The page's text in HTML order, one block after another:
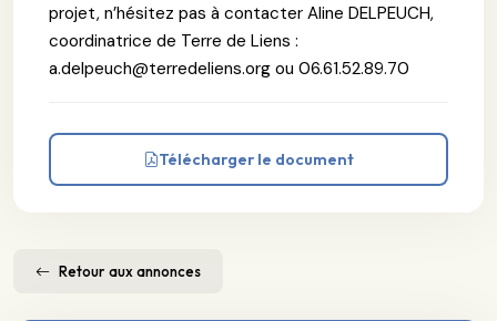
projet, n’hésitez pas à contacter Aline DELPEUCH,
coordinatrice de Terre de Liens :
a.delpeuch@terredeliens.org ou 06.61.52.89.70
Télécharger le document
Retour aux annonces